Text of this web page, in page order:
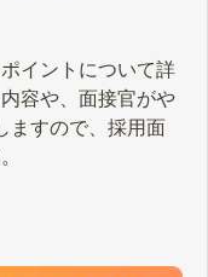
イントについて詳
容や、面接官がや
ますので、採用面